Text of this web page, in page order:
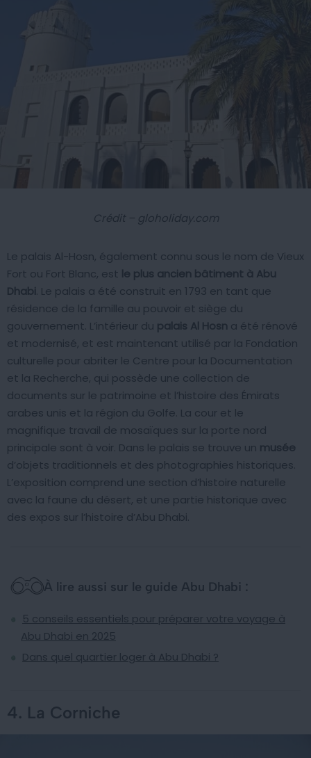
Crédit – gloholiday.com
Le palais Al-Hosn, également connu sous le nom de Vieux
Fort ou Fort Blanc, est le plus ancien bâtiment à Abu
Dhabi . Le palais a été construit en 1793 en tant que
résidence de la famille au pouvoir et siège du
gouvernement. L’intérieur du palais Al Hosn a été rénové
et modernisé, et est maintenant utilisé par la Fondation
culturelle pour abriter le Centre pour la Documentation
et la Recherche, qui possède une collection de
documents sur le patrimoine et l’histoire des Émirats
arabes unis et la région du Golfe. La cour et le
magnifique travail de mosaïques sur la porte nord
principale sont à voir. Dans le palais se trouve un musée
d’objets traditionnels et des photographies historiques.
L’exposition comprend une section d’histoire naturelle
avec la faune du désert, et une partie historique avec
des expos sur l’histoire d’Abu Dhabi.
À lire aussi sur le guide Abu Dhabi :
5 conseils essentiels pour préparer votre voyage à
Abu Dhabi en 2025
Dans quel quartier loger à Abu Dhabi ?
4. La Corniche